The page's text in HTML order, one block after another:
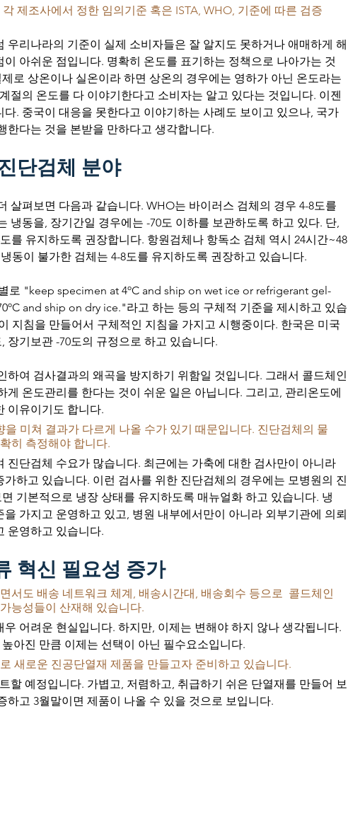
제조사에서 정한 임의기준 혹은 ISTA, WHO, 기준에 따른 검증
우리나라의 기준이 실제 소비자들은 잘 알지도 못하거나 애매하게 해
아쉬운 점입니다. 명확히 온도를 표기하는 정책으로 나아가는 것
로 상온이나 실온이라 하면 상온의 경우에는 영하가 아닌 온도라는
절의 온도를 다 이야기한다고 소비자는 알고 있다는 것입니다. 이젠
. 중국이 대응을 못한다고 이야기하는 사례도 보이고 있으나, 국가
한다는 것을 본받을 만하다고 생각합니다.
단검체 분야
살펴보면 다음과 같습니다. WHO는 바이러스 검체의 경우 4-8도를
냉동을, 장기간일 경우에는 -70도 이하를 보관하도록 하고 있다. 단,
를 유지하도록 권장합니다. 항원검체나 항독소 검체 역시 24시간~48
동이 불가한 검체는 4-8도를 유지하도록 권장하고 있습니다.
로 "keep specimen at 4ºC and ship on wet ice or refrigerant gel-
and ship on dry ice."라고 하는 등의 구체적 기준을 제시하고 있습
지침을 만들어서 구체적인 지침을 가지고 시행중이다. 한국은 미국
장기보관 -70도의 규정으로 하고 있습니다.
하여 검사결과의 왜곡을 방지하기 위함일 것입니다. 그래서 콜드체인
게 온도관리를 한다는 것이 쉬운 일은 아닙니다. 그리고, 관리온도에
이유이기도 합니다.
미쳐 결과가 다르게 나올 수가 있기 때문입니다. 진단검체의 물
히 측정해야 합니다.
진단검체 수요가 많습니다. 최근에는 가축에 대한 검사만이 아니라
하고 있습니다. 이런 검사를 위한 진단검체의 경우에는 모병원의 진
기본적으로 냉장 상태를 유지하도록 매뉴얼화 하고 있습니다. 냉
가지고 운영하고 있고, 병원 내부에서만이 아니라 외부기관에 의뢰
운영하고 있습니다.
혁신 필요성 증가
서도 배송 네트워크 체계, 배송시간대, 배송회수 등으로  콜드체인
능성들이 산재해 있습니다.
어려운 현실입니다. 하지만, 이제는 변해야 하지 않나 생각됩니다.
아진 만큼 이제는 선택이 아닌 필수요소입니다.
새로운 진공단열재 제품을 만들고자 준비하고 있습니다.
할 예정입니다. 가볍고, 저렴하고, 취급하기 쉬은 단열재를 만들어 보
하고 3월말이면 제품이 나올 수 있을 것으로 보입니다.